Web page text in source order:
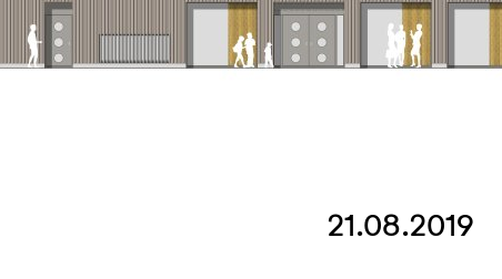
21.08.2019